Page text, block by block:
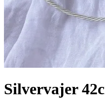
Silvervajer